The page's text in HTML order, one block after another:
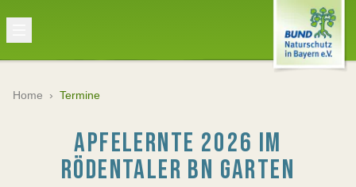
Home › Termine
APFELERNTE 2026 IM
RÖDENTALER BN GARTEN